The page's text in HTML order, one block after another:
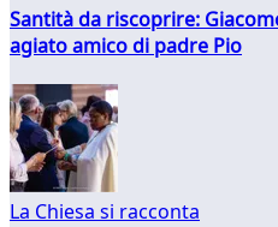
Santità da riscoprire:
agiato amico di padre Pio
La Chiesa si racconta